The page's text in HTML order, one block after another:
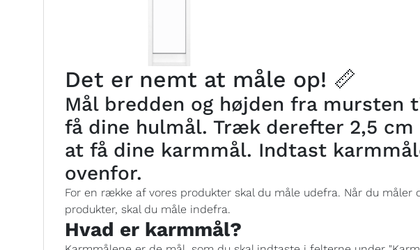
Det er nemt at måle op! 📏
Mål bredden og højden fra mursten
få dine hulmål. Træk derefter 2,5
at få dine karmmål. Indtast
ovenfor.
For en række af vores produkter skal du måle udefra. Når du måler
produkter, skal du måle indefra.
Hvad er karmmål?